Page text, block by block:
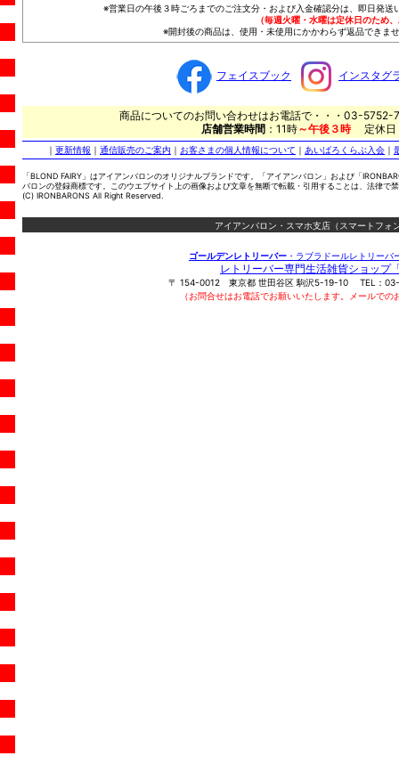
※営業日の午後３時ごろまでのご注文分・および入金確認分は、即日発
（毎週火曜・水曜は定休日のため
※開封後の商品は、使用・未使用にかかわらず返品できま
フェイスブック インスタグ
商品についてのお問い合わせはお電話で・・・03-5752-
店舗営業時間 ：11時～午後３時 定休
｜ 更新情報 ｜ 通信販売のご案内 ｜ お客さまの個人情報について ｜ あいばろくらぶ入会 ｜
「BLOND FAIRY」はアイアンバロンのオリジナルブランドです。「アイアンバロン」および「
バロンの登録商標です。このウエブサイト上の画像および文章を無断で転載・引用することは、法律で
(C) IRONBARONS All Right Reserved.
アイアンバロン・スマホ支店（スマートフォ
ゴールデンレトリーバー ・ラブラドールレトリー
レトリーバー専門生活雑貨ショップ
〒 154-0012 東京都 世田谷区 駒沢5-19-10 TEL：
（お問合せはお電話でお願いいたします。メールで